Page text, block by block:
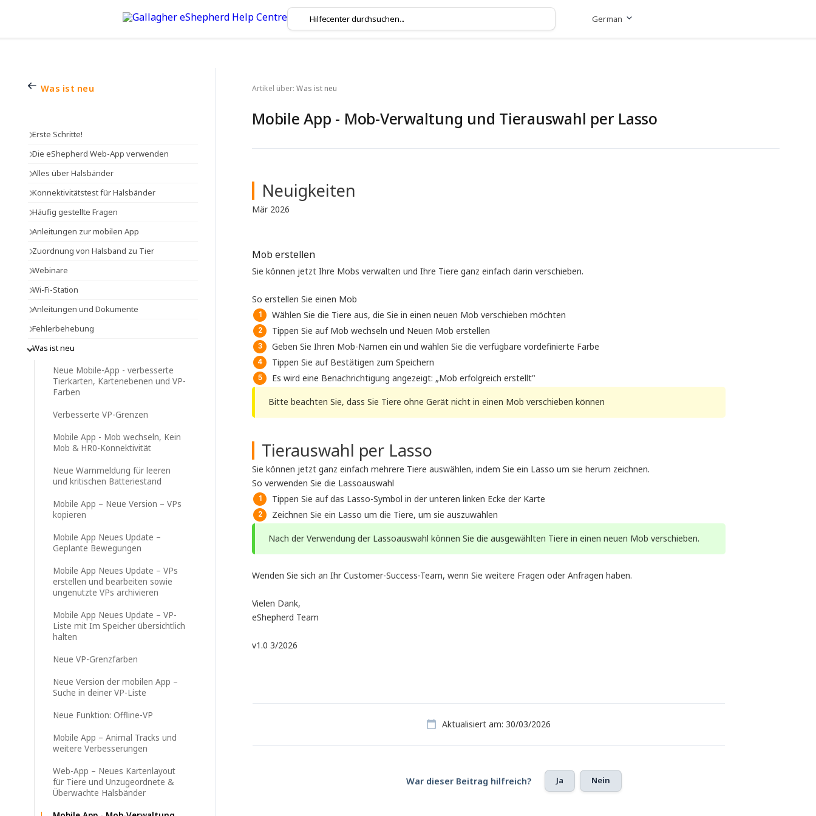
German
Was ist neu
Erste Schritte!
Die eShepherd Web-App verwenden
Alles über Halsbänder
Konnektivitätstest für Halsbänder
Häufig gestellte Fragen
Anleitungen zur mobilen App
Zuordnung von Halsband zu Tier
Webinare
Wi-Fi-Station
Anleitungen und Dokumente
Fehlerbehebung
Was ist neu
Neue Mobile-App - verbesserte
Tierkarten, Kartenebenen und VP-
Farben
Verbesserte VP-Grenzen
Mobile App - Mob wechseln, Kein
Mob & HR0-Konnektivität
Neue Warnmeldung für leeren
und kritischen Batteriestand
Mobile App – Neue Version – VPs
kopieren
Mobile App Neues Update –
Geplante Bewegungen
Mobile App Neues Update – VPs
erstellen und bearbeiten sowie
ungenutzte VPs archivieren
Mobile App Neues Update – VP-
Liste mit Im Speicher übersichtlich
halten
Neue VP-Grenzfarben
Neue Version der mobilen App –
Suche in deiner VP-Liste
Neue Funktion: Offline-VP
Mobile App – Animal Tracks und
weitere Verbesserungen
Web-App – Neues Kartenlayout
für Tiere und Unzugeordnete &
Überwachte Halsbänder
Artikel über: Was ist neu
Mobile App - Mob-Verwaltung und Tierauswahl per Lasso
Neuigkeiten
Mär 2026
Mob erstellen
Sie können jetzt Ihre Mobs verwalten und Ihre Tiere ganz einfach darin verschieben.
So erstellen Sie einen Mob
Wählen Sie die Tiere aus, die Sie in einen neuen Mob verschieben möchten
Tippen Sie auf Mob wechseln und Neuen Mob erstellen
Geben Sie Ihren Mob-Namen ein und wählen Sie die verfügbare vordefinierte Farbe
Tippen Sie auf Bestätigen zum Speichern
Es wird eine Benachrichtigung angezeigt: „Mob erfolgreich erstellt"
Bitte beachten Sie, dass Sie Tiere ohne Gerät nicht in einen Mob verschieben können
Tierauswahl per Lasso
Sie können jetzt ganz einfach mehrere Tiere auswählen, indem Sie ein Lasso um sie herum zeichnen.
So verwenden Sie die Lassoauswahl
Tippen Sie auf das Lasso-Symbol in der unteren linken Ecke der Karte
Zeichnen Sie ein Lasso um die Tiere, um sie auszuwählen
Nach der Verwendung der Lassoauswahl können Sie die ausgewählten Tiere in einen neuen Mob verschieben.
Wenden Sie sich an Ihr Customer-Success-Team, wenn Sie weitere Fragen oder Anfragen haben.
Vielen Dank,
eShepherd Team
v1.0 3/2026
Aktualisiert am: 30/03/2026
War dieser Beitrag hilfreich? Ja Nein